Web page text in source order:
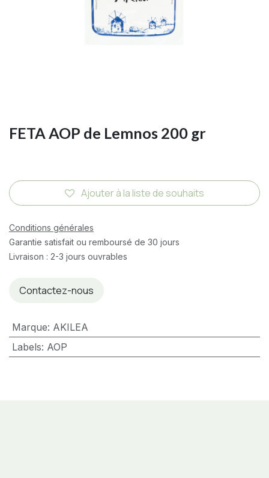
FETA AOP de Lemnos 200 gr
Ajouter à la liste de souhaits
Conditions générales
Garantie satisfait ou remboursé de 30 jours
Livraison : 2-3 jours ouvrables
Contactez-nous
Marque: AKILEA
Labels: AOP